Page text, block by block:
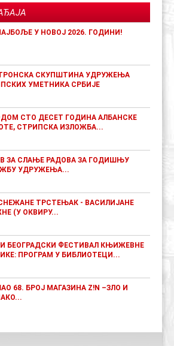
У НОВОЈ 2026. ГОДИНИ!
СКУПШТИНА УДРУЖЕЊА
УМЕТНИКА СРБИЈЕ
СТО ДЕСЕТ ГОДИНА АЛБАНСКЕ
СТРИПСКА ИЗЛОЖБА...
ЗА СЛАЊЕ РАДОВА ЗА ГОДИШЊУ
УДРУЖЕЊА...
ТРСТЕЊАК - ВАСИЛИЈАНЕ
(У ОКВИРУ...
БЕОГРАДСКИ ФЕСТИВАЛ КЊИЖЕВНЕ
ПРОГРАМ У БИБЛИОТЕЦИ...
68. БРОЈ МАГАЗИНА Z!N –ЗЛО И